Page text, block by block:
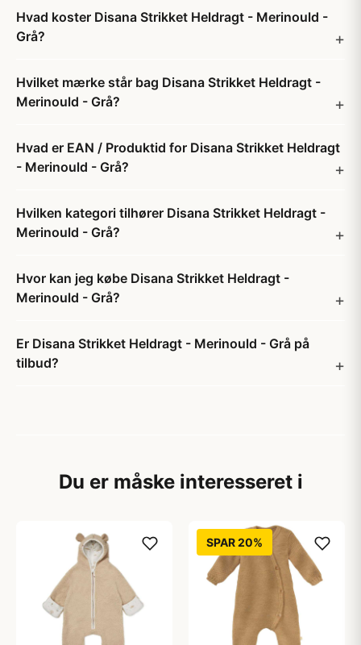
Hvad koster Disana Strikket Heldragt - Merinould -
Grå?
Hvilket mærke står bag Disana Strikket Heldragt -
Merinould - Grå?
Hvad er EAN / Produktid for Disana Strikket Heldragt
- Merinould - Grå?
Hvilken kategori tilhører Disana Strikket Heldragt -
Merinould - Grå?
Hvor kan jeg købe Disana Strikket Heldragt -
Merinould - Grå?
Er Disana Strikket Heldragt - Merinould - Grå på
tilbud?
Du er måske interesseret i
SPAR 20%